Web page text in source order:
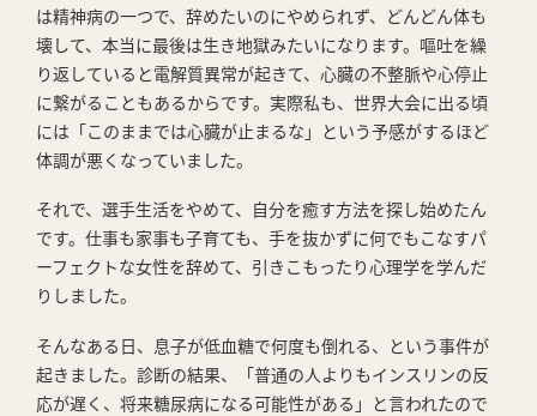
は精神病の一つで、辞めたいのにやめられず、どんどん体も
壊して、本当に最後は生き地獄みたいになります。嘔吐を繰
り返していると電解質異常が起きて、心臓の不整脈や心停止
に繋がることもあるからです。実際私も、世界大会に出る頃
には「このままでは心臓が止まるな」という予感がするほど
体調が悪くなっていました。
それで、選手生活をやめて、自分を癒す方法を探し始めたん
です。仕事も家事も子育ても、手を抜かずに何でもこなすパ
ーフェクトな女性を辞めて、引きこもったり心理学を学んだ
りしました。
そんなある日、息子が低血糖で何度も倒れる、という事件が
起きました。診断の結果、「普通の人よりもインスリンの反
応が遅く、将来糖尿病になる可能性がある」と言われたので